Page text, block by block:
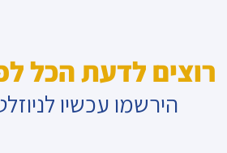
רוצים לדעת הכל
הירשמו עכשיו